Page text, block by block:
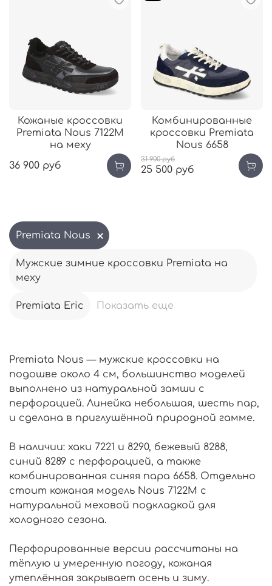
Кожаные кроссовки
Premiata Nous 7122М
на меху
36 900 руб
Комбинированные
кроссовки Premiata
Nous 6658
31 900 руб
25 500 руб
Premiata Nous
Мужские зимние кроссовки Premiata на
меху
Premiata Eric Показать еще
Premiata Nous — мужские кроссовки на
подошве около 4 см, большинство моделей
выполнено из натуральной замши с
перфорацией. Линейка небольшая, шесть пар,
и сделана в приглушённой природной гамме.
В наличии: хаки 7221 и 8290, бежевый 8288,
синий 8289 с перфорацией, а также
комбинированная синяя пара 6658. Отдельно
стоит кожаная модель Nous 7122М с
натуральной меховой подкладкой для
холодного сезона.
Перфорированные версии рассчитаны на
тёплую и умеренную погоду, кожаная
утеплённая закрывает осень и зиму.